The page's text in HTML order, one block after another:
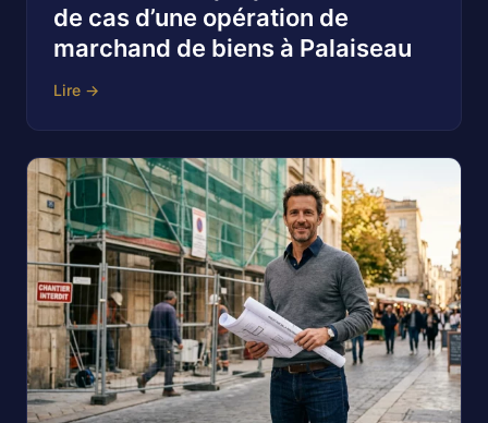
de cas d’une opération de
marchand de biens à Palaiseau
Lire →